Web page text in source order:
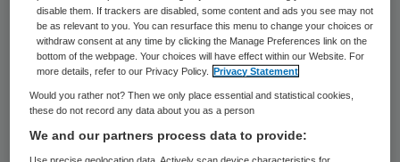
De groep van tussen de 20 en 25 mensen
wil dat de farmaceut ook voor hen erkent
dat het middel bij jongeren tot ernstige
bijwerkingen kan leiden, zoals agressie en
een verhoogde kans op zelfdoding. De
rechter stelde vorig jaar één patiënt met
disable them. If trackers are disabled, some content and ads you see may not
be as relevant to you. You can resurface this menu to change your choices or
withdraw consent at any time by clicking the Manage Preferences link on the
bottom of the webpage. Your choices will have effect within our Website. For
more details, refer to our Privacy Policy.
Privacy Statement
Would you rather not? Then we only place essential and statistical cookies,
these do not record any data about you as a person
We and our partners process data to provide: